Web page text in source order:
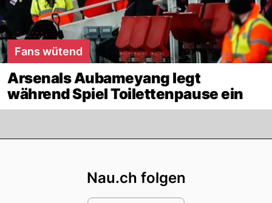
Fans wütend
Arsenals Aubameyang legt
während Spiel Toilettenpause ein
Nau.ch folgen